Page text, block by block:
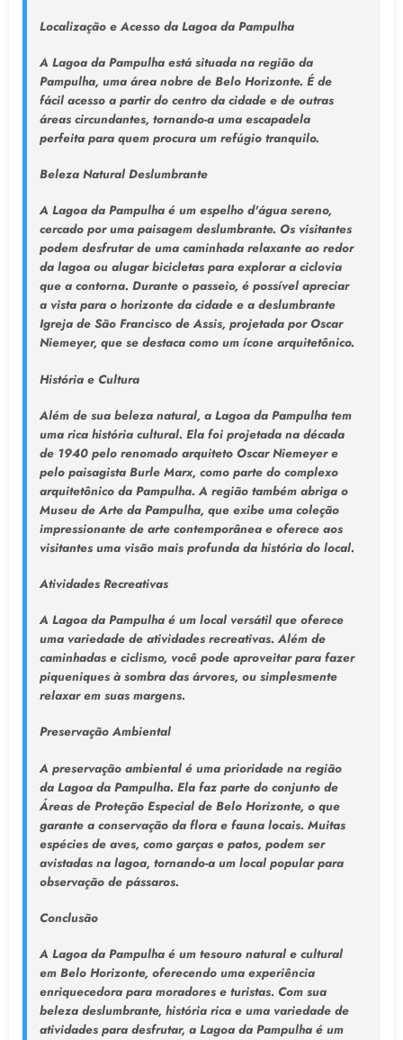
Localização e Acesso da Lagoa da Pampulha
A Lagoa da Pampulha está situada na região da
Pampulha, uma área nobre de Belo Horizonte. É de
fácil acesso a partir do centro da cidade e de outras
áreas circundantes, tornando-a uma escapadela
perfeita para quem procura um refúgio tranquilo.
Beleza Natural Deslumbrante
A Lagoa da Pampulha é um espelho d'água sereno,
cercado por uma paisagem deslumbrante. Os visitantes
podem desfrutar de uma caminhada relaxante ao redor
da lagoa ou alugar bicicletas para explorar a ciclovia
que a contorna. Durante o passeio, é possível apreciar
a vista para o horizonte da cidade e a deslumbrante
Igreja de São Francisco de Assis, projetada por Oscar
Niemeyer, que se destaca como um ícone arquitetônico.
História e Cultura
Além de sua beleza natural, a Lagoa da Pampulha tem
uma rica história cultural. Ela foi projetada na década
de 1940 pelo renomado arquiteto Oscar Niemeyer e
pelo paisagista Burle Marx, como parte do complexo
arquitetônico da Pampulha. A região também abriga o
Museu de Arte da Pampulha, que exibe uma coleção
impressionante de arte contemporânea e oferece aos
visitantes uma visão mais profunda da história do local.
Atividades Recreativas
A Lagoa da Pampulha é um local versátil que oferece
uma variedade de atividades recreativas. Além de
caminhadas e ciclismo, você pode aproveitar para fazer
piqueniques à sombra das árvores, ou simplesmente
relaxar em suas margens.
Preservação Ambiental
A preservação ambiental é uma prioridade na região
da Lagoa da Pampulha. Ela faz parte do conjunto de
Áreas de Proteção Especial de Belo Horizonte, o que
garante a conservação da flora e fauna locais. Muitas
espécies de aves, como garças e patos, podem ser
avistadas na lagoa, tornando-a um local popular para
observação de pássaros.
Conclusão
A Lagoa da Pampulha é um tesouro natural e cultural
em Belo Horizonte, oferecendo uma experiência
enriquecedora para moradores e turistas. Com sua
beleza deslumbrante, história rica e uma variedade de
atividades para desfrutar, a Lagoa da Pampulha é um